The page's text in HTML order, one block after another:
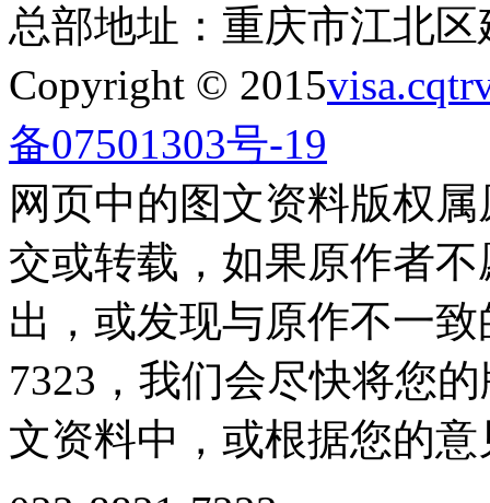
总部地址：重庆市江北
Copyright © 2015
备07501303号-19
网页中的图文资料版权
交或转载，如果原作者
出，或发现与原作不一
7323，我们会尽快将您
文资料中，或根据您的